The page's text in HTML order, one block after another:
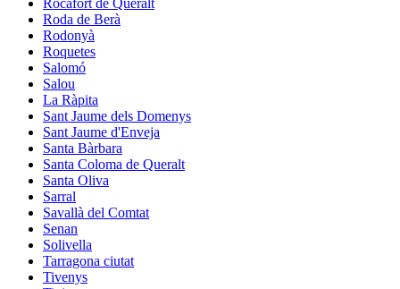
Roda de Berà
Rodonyà
Roquetes
Salomó
Salou
La Ràpita
Sant Jaume dels Domenys
Sant Jaume d'Enveja
Santa Bàrbara
Santa Coloma de Queralt
Santa Oliva
Sarral
Savallà del Comtat
Senan
Solivella
Tarragona ciutat
Tivenys